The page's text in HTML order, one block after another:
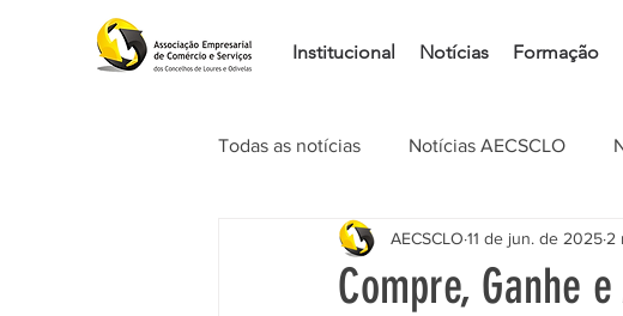
Institucional Notícias Formação
Todas as notícias Notícias AECSCLO
Comunicados Eventos
Compre, Ganhe
AECSCLO 11 de jun. de 2025 2